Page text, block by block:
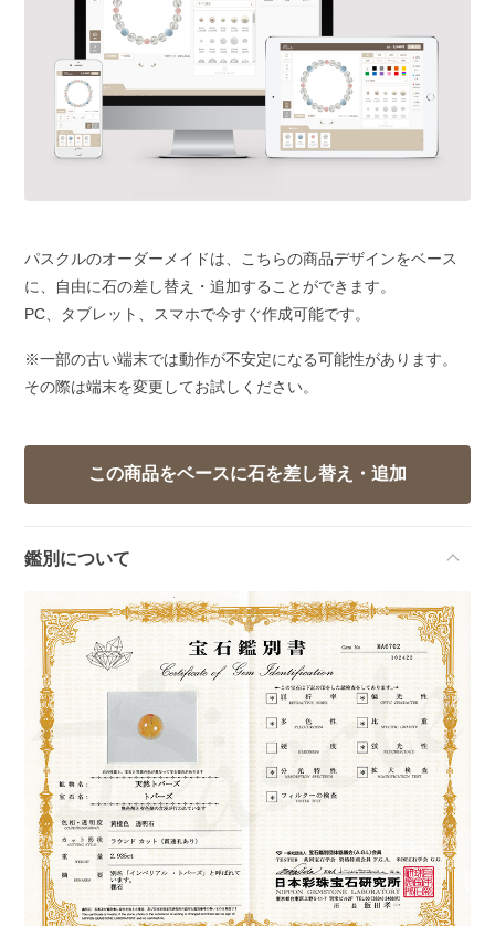
パスクルのオーダーメイドは、こちらの商品デザインをベース
に、自由に石の差し替え・追加することができます。
PC、タブレット、スマホで今すぐ作成可能です。
※一部の古い端末では動作が不安定になる可能性があります。
その際は端末を変更してお試しください。
鑑別について